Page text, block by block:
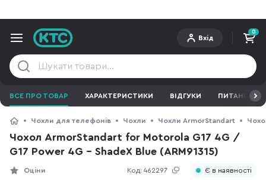
Вхід
0
ВСЕ ПРО ТОВАР ХАРАКТЕРИСТИКИ ВІДГУКИ ПИТАННЯ ТА
Чохли для телефонів Чохли Чохли ArmorStandart
Чохол ArmorStandart for Motorola G17 4G /
G17 Power 4G - ShadeX Blue (ARM91315)
Код: 462297
Оціни Є в наявності